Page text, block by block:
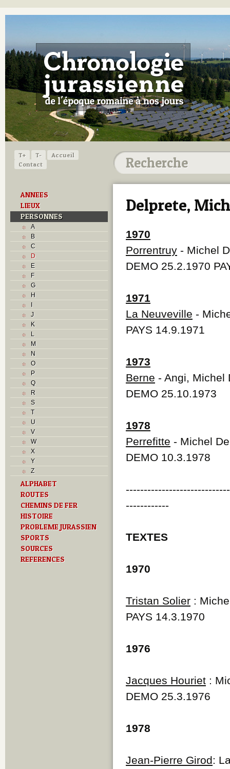
T+ T-
Accueil
Contact
ANNEES
LIEUX
PERSONNES
A
B
C
D
E
F
G
H
I
J
K
L
M
N
O
P
Q
R
S
T
U
V
W
X
Y
Z
ALPHABET
ROUTES
CHEMINS DE FER
HISTOIRE
PROBLEME JURASSIEN
SPORTS
SOURCES
REFERENCES
Delprete,
1970
Porrentruy - Michel
DEMO 25.2.1970
1971
La Neuveville -
PAYS 14.9.1971
1973
Berne - Angi, Michel
DEMO 25.10.1973
1978
Perrefitte - Michel
DEMO 10.3.1978
------------
TEXTES
1970
Tristan Solier :
PAYS 14.3.1970
1976
Jacques Houriet :
DEMO 25.3.1976
1978
Jean-Pierre Girod: